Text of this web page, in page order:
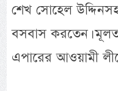
শেখ সোহেল
বসবাস করতেন।
এপারের আওয়ামী